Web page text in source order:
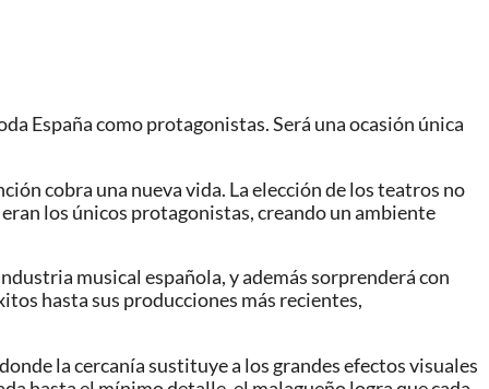
España como protagonistas. Será una ocasión única
cobra una nueva vida. La elección de los teatros no
los únicos protagonistas, creando un ambiente
musical española, y además sorprenderá con
hasta sus producciones más recientes,
la cercanía sustituye a los grandes efectos visuales